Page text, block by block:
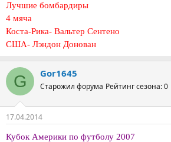
Лучшие бомбардиры
4 мяча
Коста-Рика- Вальтер Сентено
США- Лэндон Донован
G Gor1645
Старожил форума Рейтинг сезона: 0
17.04.2014
Кубок Америки по футболу 2007